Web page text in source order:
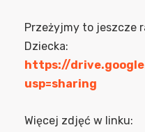
Przeżyjmy to jeszcze
Dziecka:
https://
usp=sharing
Więcej zdjęć w linku: